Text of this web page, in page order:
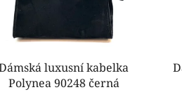
luxusní kabelka
Polynea 90248 černá